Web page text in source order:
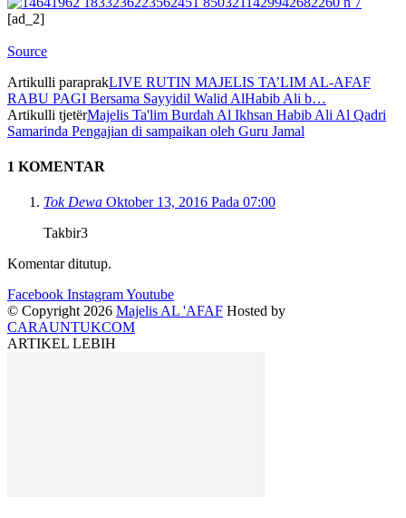
[ad_2]
Source
Artikulli paraprakLIVE RUTIN MAJELIS TA’LIM AL-AFAF
RABU PAGI Bersama Sayyidil Walid AlHabib Ali b…
Artikulli tjetërMajelis Ta'lim Burdah Al Ikhsan Habib Ali Al Qadri
Samarinda Pengajian di sampaikan oleh Guru Jamal
1 KOMENTAR
Tok Dewa Oktober 13, 2016 Pada 07:00
Takbir3
Komentar ditutup.
Facebook InstagramYoutube
© Copyright 2026 Majelis AL 'AFAF Hosted by
CARAUNTUKCOM
ARTIKEL LEBIH